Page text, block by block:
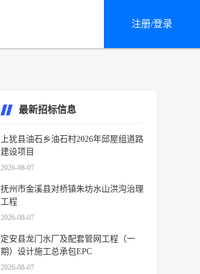
注册/登录
最新招标信息
上犹县油石乡油石村2026年邱屋组道路
建设项目
2026-08-07
抚州市金溪县对桥镇朱坊水山洪沟治理
工程
2026-08-07
定安县龙门水厂及配套管网工程（一
期）设计施工总承包EPC
2026-08-07